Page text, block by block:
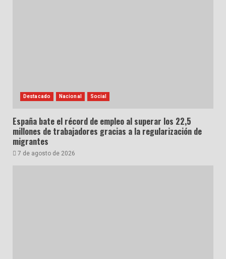
Destacado Nacional Social
España bate el récord de empleo al superar los 22,5
millones de trabajadores gracias a la regularización de
migrantes
7 de agosto de 2026